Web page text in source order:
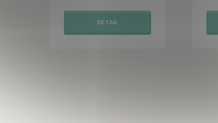
DETAIL